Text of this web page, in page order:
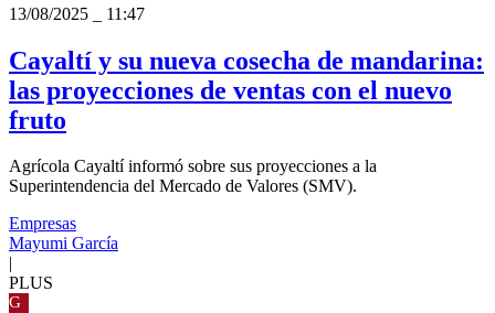
13/08/2025
11:47
Cayaltí y su nueva cosecha de mandarina:
las proyecciones de ventas con el nuevo
fruto
Agrícola Cayaltí informó sobre sus proyecciones a la
Superintendencia del Mercado de Valores (SMV).
Empresas
Mayumi García
PLUS
G